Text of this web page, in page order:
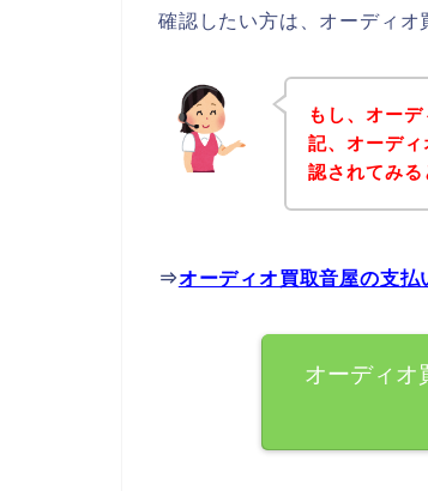
確認したい方は、オーディオ
もし、オー
記、オーデ
認されてみる
⇒オーディオ買取音屋の支払
オーディオ